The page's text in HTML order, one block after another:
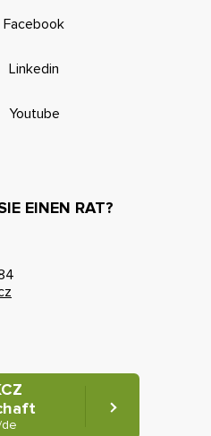
Facebook
Linkedin
Youtube
EINEN RAT?